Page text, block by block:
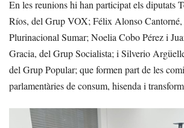
En les reunions hi han participat els diputats
Ríos, del Grup VOX; Félix Alonso
Plurinacional Sumar; Noelia Cobo Pérez i
Gracia, del Grup Socialista; i Silverio
del Grup Popular; que formen part de les
parlamentàries de consum, hisenda i